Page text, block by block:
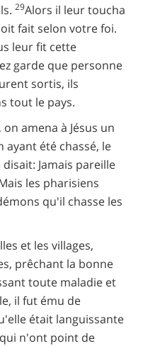
29Alors il leur toucha
fait selon votre foi.
leur fit cette
garde que personne
sortis, ils
tout le pays.
amena à Jésus un
ayant été chassé, le
Jamais pareille
les pharisiens
qu'il chasse les
et les villages,
prêchant la bonne
toute maladie et
il fut ému de
était languissante
n'ont point de